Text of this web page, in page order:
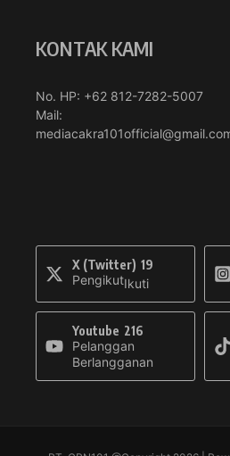
KONTAK KAMI
No. HP: +62 812-7282-5007
Mail:
X (Twitter) 19
PengikutIkuti
Youtube 216
Pelanggan
Berlangganan